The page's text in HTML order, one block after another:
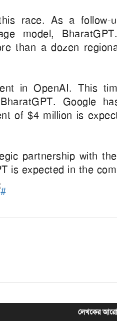
race. As a follow-
model,
than a dozen
in OpenAI. This
Google
of $4 million is
partnership with
is expected in the
লেখকের আরো